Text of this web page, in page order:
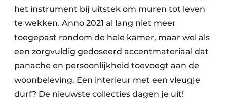
het instrument bij uitstek om muren tot leven
te wekken. Anno 2021 al lang niet meer
toegepast rondom de hele kamer, maar wel als
een zorgvuldig gedoseerd accentmateriaal dat
panache en persoonlijkheid toevoegt aan de
woonbeleving. Een interieur met een vleugje
durf? De nieuwste collecties dagen je uit!